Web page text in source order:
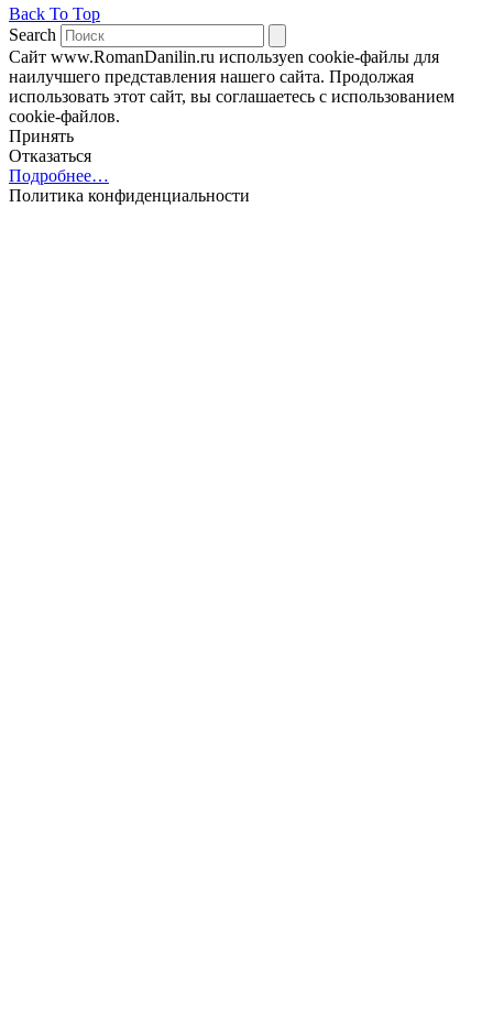
Back To Top
Search
Сайт www.RomanDanilin.ru используеn cookie-файлы для
наилучшего представления нашего сайта. Продолжая
использовать этот сайт, вы соглашаетесь с использованием
cookie-файлов.
Принять
Отказаться
Подробнее…
Политика конфиденциальности